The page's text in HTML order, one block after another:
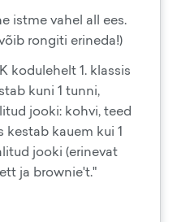
istme vahel all ees.
rongiti erineda!)
kodulehelt 1. klassis
kuni 1 tunni,
jooki: kohvi, teed
kestab kauem kui 1
jooki (erinevat
ja brownie't."